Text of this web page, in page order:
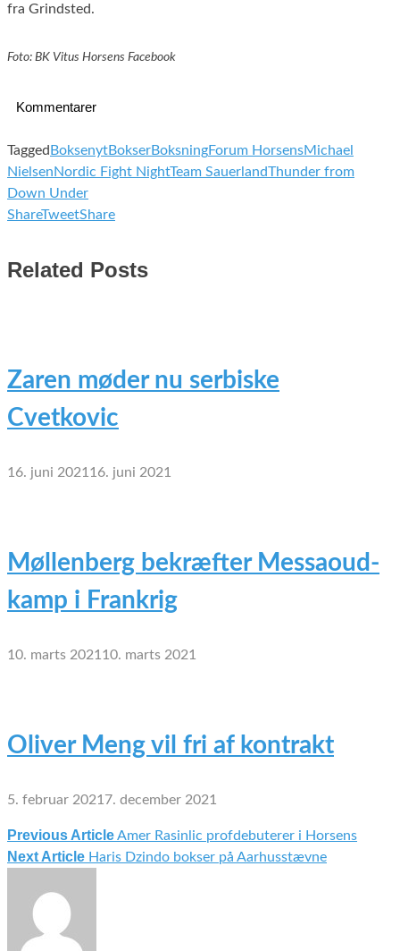
fra Grindsted.
Foto: BK Vitus Horsens Facebook
Kommentarer
Tagged BoksenytBokserBoksningForum HorsensMichael
NielsenNordic Fight NightTeam SauerlandThunder from
Down Under
ShareTweetShare
Related Posts
Zaren møder nu serbiske
Cvetkovic
16. juni 2021 16. juni 2021
Møllenberg bekræfter Messaoud-
kamp i Frankrig
10. marts 2021 10. marts 2021
Oliver Meng vil fri af kontrakt
5. februar 2021 7. december 2021
Indlægsnavigation
Previous ArticleAmer Rasinlic profdebuterer i Horsens
Next Article Haris Dzindo bokser på Aarhusstævne